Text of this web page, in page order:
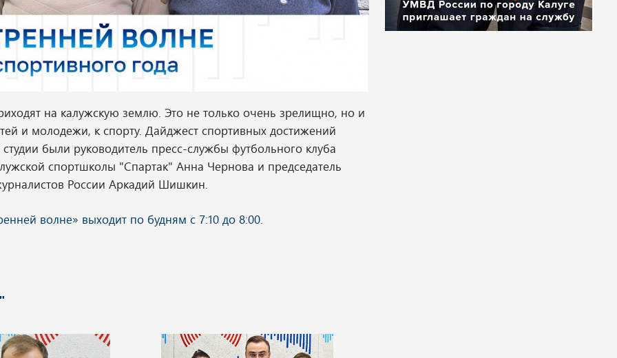
на калужскую землю. Это не только очень зрелищно, но и
и молодежи, к спорту. Дайджест спортивных достижений
были руководитель пресс-службы футбольного клуба
спортшколы "Спартак" Анна Чернова и председатель
России Аркадий Шишкин.